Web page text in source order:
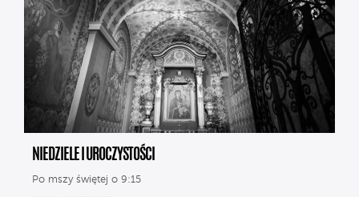
NIEDZIELE I UROCZYSTOŚCI
Po mszy świętej o 9:15